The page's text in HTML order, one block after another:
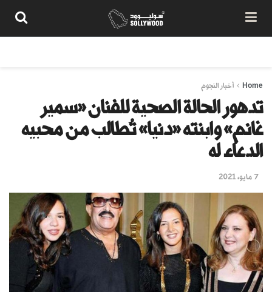
Home أخبار النجوم
تدهور الحالة الصحية للفنان «سمير
غانم» وابنته «دنيا» تُطالب من محبيه
الدعاء له
7 مايو، 2021